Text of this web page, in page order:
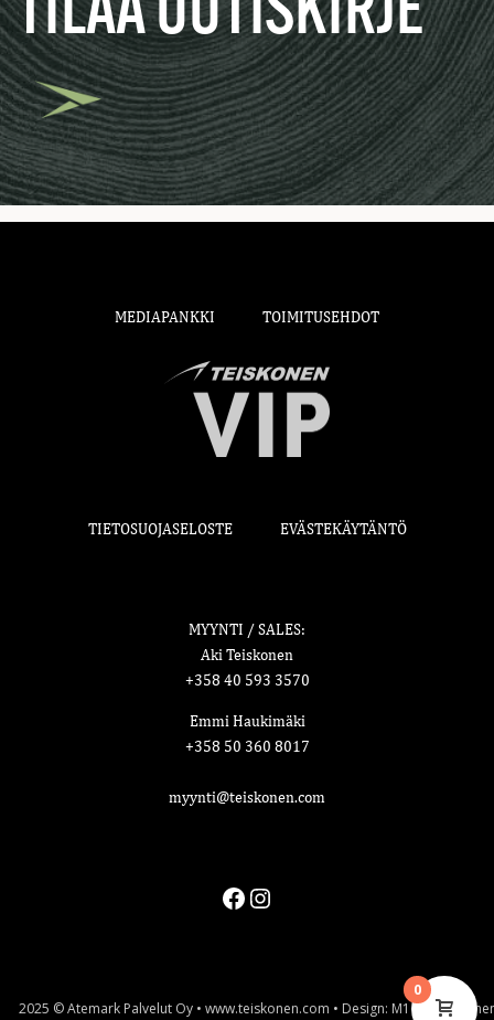
TILAA UUTISKIRJE
MEDIAPANKKI TOIMITUSEHDOT
TIETOSUOJASELOSTE EVÄSTEKÄYTÄNTÖ
MYYNTI / SALES:
Aki Teiskonen
+358 40 593 3570
Emmi Haukimäki
+358 50 360 8017
myynti@teiskonen.com
Facebook
Instagram
2025 © Atemark Palvelut Oy • www.teiskonen.com • Design: M1 •
0